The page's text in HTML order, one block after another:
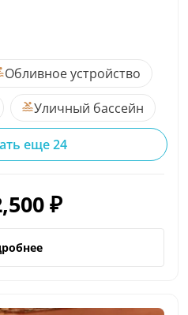
Обливное устройство
Уличный бассейн
еще 24
₽